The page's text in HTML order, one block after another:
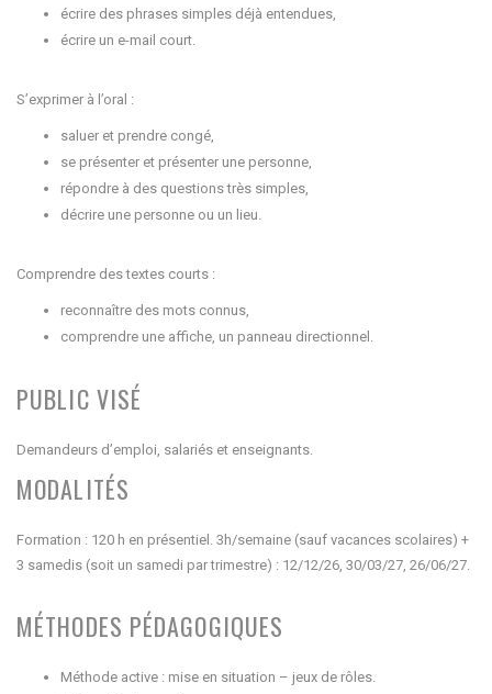
écrire des phrases simples déjà entendues,
écrire un e-mail court.
S’exprimer à l’oral :
saluer et prendre congé,
se présenter et présenter une personne,
répondre à des questions très simples,
décrire une personne ou un lieu.
Comprendre des textes courts :
reconnaître des mots connus,
comprendre une affiche, un panneau directionnel.
PUBLIC VISÉ
Demandeurs d’emploi, salariés et enseignants.
MODALITÉS
Formation : 120 h en présentiel. 3h/semaine (sauf vacances scolaires) +
3 samedis (soit un samedi par trimestre) : 12/12/26, 30/03/27, 26/06/27.
MÉTHODES PÉDAGOGIQUES
Méthode active : mise en situation – jeux de rôles.